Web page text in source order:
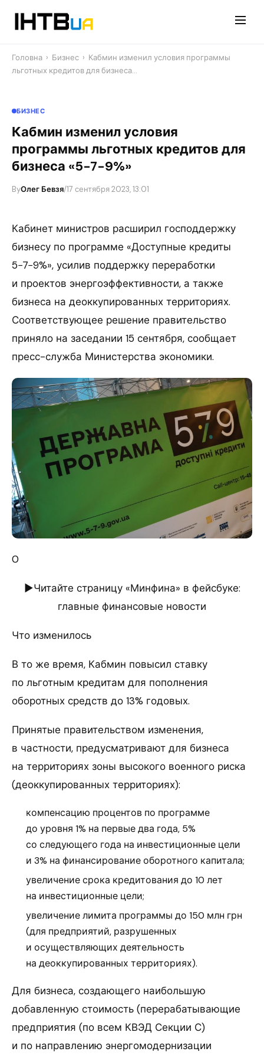
Головна › Бизнес › Кабмин изменил условия программы
льготных кредитов для бизнеса…
БИЗНЕС
Кабмин изменил условия
программы льготных кредитов для
бизнеса «5-7-9%»
ByОлег Бевзя/17 сентября 2023, 13:01
Кабинет министров расширил господдержку
бизнесу по программе «Доступные кредиты
5−7−9%», усилив поддержку переработки
и проектов энергоэффективности, а также
бизнеса на деоккупированных территориях.
Соответствующее решение правительство
приняло на заседании 15 сентября, сообщает
пресс-служба Министерства экономики.
0
►Читайте страницу «Минфина» в фейсбуке:
главные финансовые новости
Что изменилось
В то же время, Кабмин повысил ставку
по льготным кредитам для пополнения
оборотных средств до 13% годовых.
Принятые правительством изменения,
в частности, предусматривают для бизнеса
на территориях зоны высокого военного риска
(деоккупированных территориях):
компенсацию процентов по программе
до уровня 1% на первые два года, 5%
со следующего года на инвестиционные цели
и 3% на финансирование оборотного капитала;
увеличение срока кредитования до 10 лет
на инвестиционные цели;
увеличение лимита программы до 150 млн грн
(для предприятий, разрушенных
и осуществляющих деятельность
на деоккупированных территориях).
Для бизнеса, создающего наибольшую
добавленную стоимость (перерабатывающие
предприятия (по всем КВЭД Секции С)
и по направлению энергомодернизации